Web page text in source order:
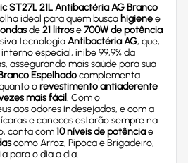
ST27L 21L Antibactéria AG Branco
ideal para quem busca higienee
de21 litrose700W de potência
tecnologiaAntibactéria AG, que,
especial, inibe 99,9% da
assegurando mais saúde para sua
Espelhadocomplementa
orevestimento antiaderente
mais fácil. Com o
aos odores indesejados, e com a
e canecas estarão sempre na
conta com10 níveis de potênciae
como Arroz, Pipoca e Brigadeiro,
para o dia a dia.